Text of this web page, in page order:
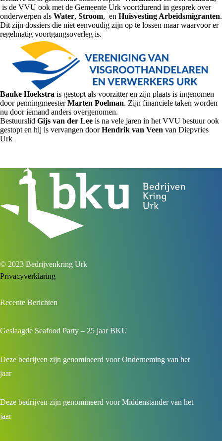
is de VVU ook met de Gemeente Urk voortdurend in gesprek over
onderwerpen als Water, Stroom, en Huisvesting Arbeidsmigranten.
Dit zijn dossiers die niet eenvoudig zijn op te lossen maar waarvoor er
regelmatig voortgangsoverleg is.
Bauke Hoekstra is gestopt als voorzitter en zijn plaats is ingenomen
door penningmeesterMarten Poelman. Zijn financiele taken worden
nu door iemand anders overgenomen.
Bestuurslid Gijs van der Lee is na vele jaren in het VVU bestuur ook
gestopt en hij is vervangen doorHendrik van Veen van Diepvries
Urk
© 2023 Bedrijvenkring Urk
Privacyverklaring
Recente Berichten
Geslaagde Seafood Party – 25 jaar BKU
Deze bedrijven zijn genomineerd voor Onderneming van het
jaar
Deze bedrijven zijn genomineerd voor Middenstander van het
jaar